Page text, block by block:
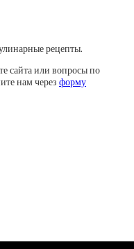
рецепты.
сайта или вопросы по
нам через форму